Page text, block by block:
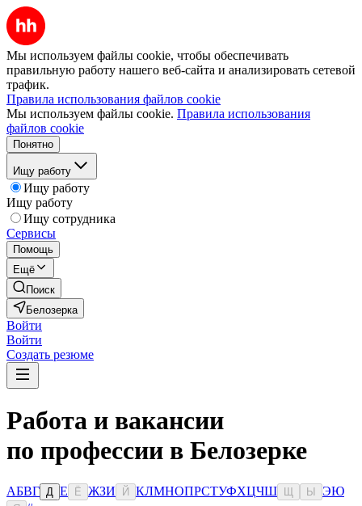
Мы используем файлы cookie, чтобы обеспечивать
правильную работу нашего веб-сайта и анализировать сетевой
трафик.
Правила использования файлов cookie
Мы используем файлы cookie. Правила использования
файлов cookie
Понятно
Ищу работу
Ищу работу
Ищу работу
Ищу сотрудника
Сервисы
Помощь
Ещё
Поиск
Белозерка
Войти
Войти
Создать резюме
Работа и вакансии
по профессии в Белозерке
АБВГ Д Е Ё ЖЗИ Й КЛМНОПРСТУФХЦЧШ Ы ЭЮ